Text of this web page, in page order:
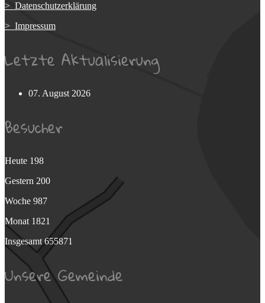
> Datenschutzerklärung
> Impressum
Letzte Aktualisierung
07. August 2026
Besucher
Heute 198
Gestern 200
Woche 987
Monat 1821
Insgesamt655871
Unsere Gemeinde